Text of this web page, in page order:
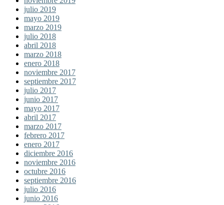
julio 2019
mayo 2019
marzo 2019
julio 2018
abril 2018
marzo 2018
enero 2018
noviembre 2017
septiembre 2017
julio 2017
junio 2017
mayo 2017
abril 2017
marzo 2017
febrero 2017
enero 2017
diciembre 2016
noviembre 2016
octubre 2016
septiembre 2016
julio 2016
junio 2016